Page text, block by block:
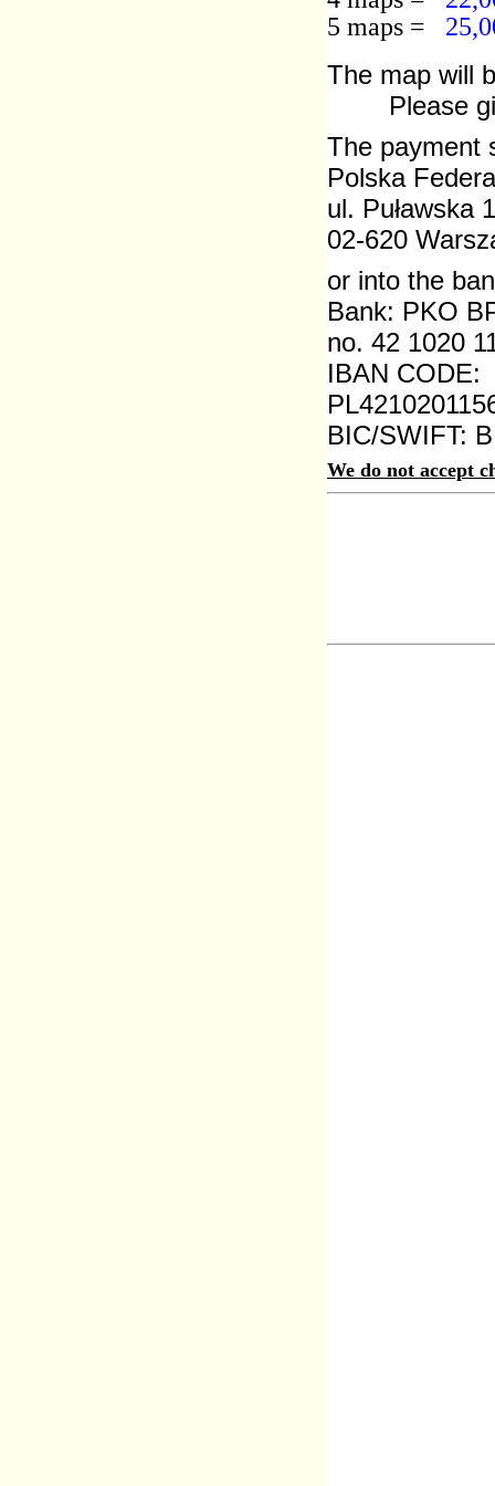
5 maps =
The map will
Please
The payment
Polska
ul. Puławska
02-620
or into the
Bank: PKO
no. 42 1020
IBAN CODE:
BIC/SWIFT:
We do not accept